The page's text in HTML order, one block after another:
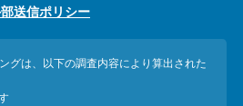
送信ポリシー
グは、以下の調査内容により算出された